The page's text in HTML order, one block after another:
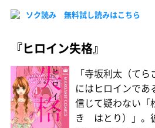
ソク読み 無料試し読みはこちら
『ヒロイン失格』
「寺坂利太（て
にはヒロインであ
信じて疑わない「
き はとり）」。